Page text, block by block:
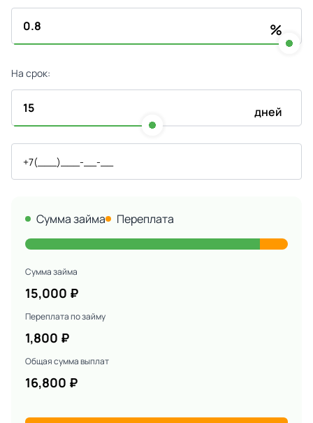
%
На срок:
дней
Сумма займа Переплата
Сумма займа
15,000 ₽
Переплата по займу
1,800 ₽
Общая сумма выплат
16,800 ₽